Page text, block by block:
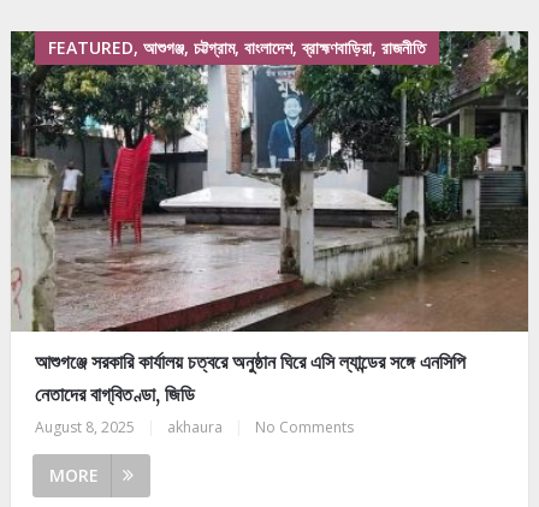
FEATURED, আশুগঞ্জ, চট্টগ্রাম, বাংলাদেশ, ব্রাহ্মণবাড়িয়া, রাজনীতি
আশুগঞ্জে সরকারি কার্যালয় চত্বরে অনুষ্ঠান ঘিরে এসি ল্যান্ডের সঙ্গে এনসিপি
নেতাদের বাগ্‌বিতণ্ডা, জিডি
August 8, 2025 akhaura No Comments
MORE